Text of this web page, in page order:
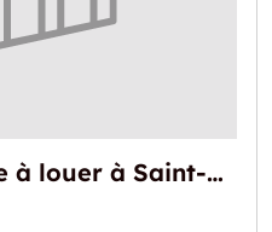
Espace de stockage à louer à Saint-Étienne